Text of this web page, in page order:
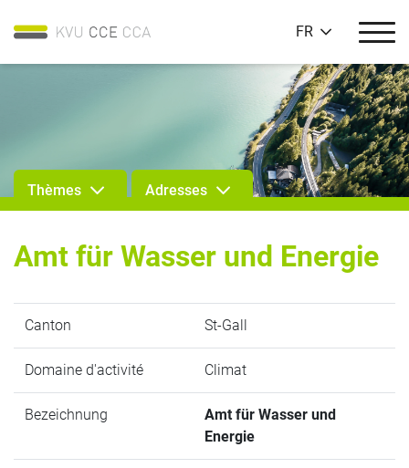
FR
Thèmes Adresses
Amt für Wasser und Energie
Canton St-Gall
Domaine d'activité Climat
Bezeichnung
Amt für Wasser und
Energie